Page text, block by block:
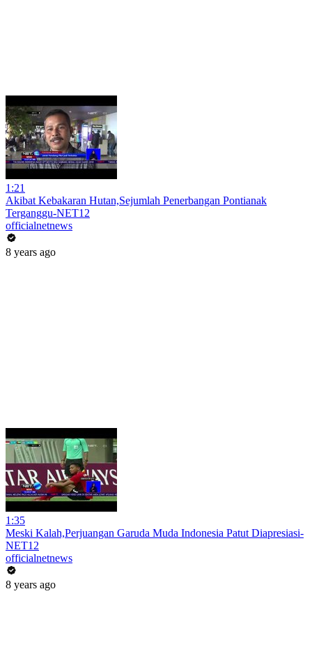
1:21
Akibat Kebakaran Hutan,Sejumlah Penerbangan Pontianak
Terganggu-NET12
officialnetnews
8 years ago
1:35
Meski Kalah,Perjuangan Garuda Muda Indonesia Patut Diapresiasi-
NET12
officialnetnews
8 years ago